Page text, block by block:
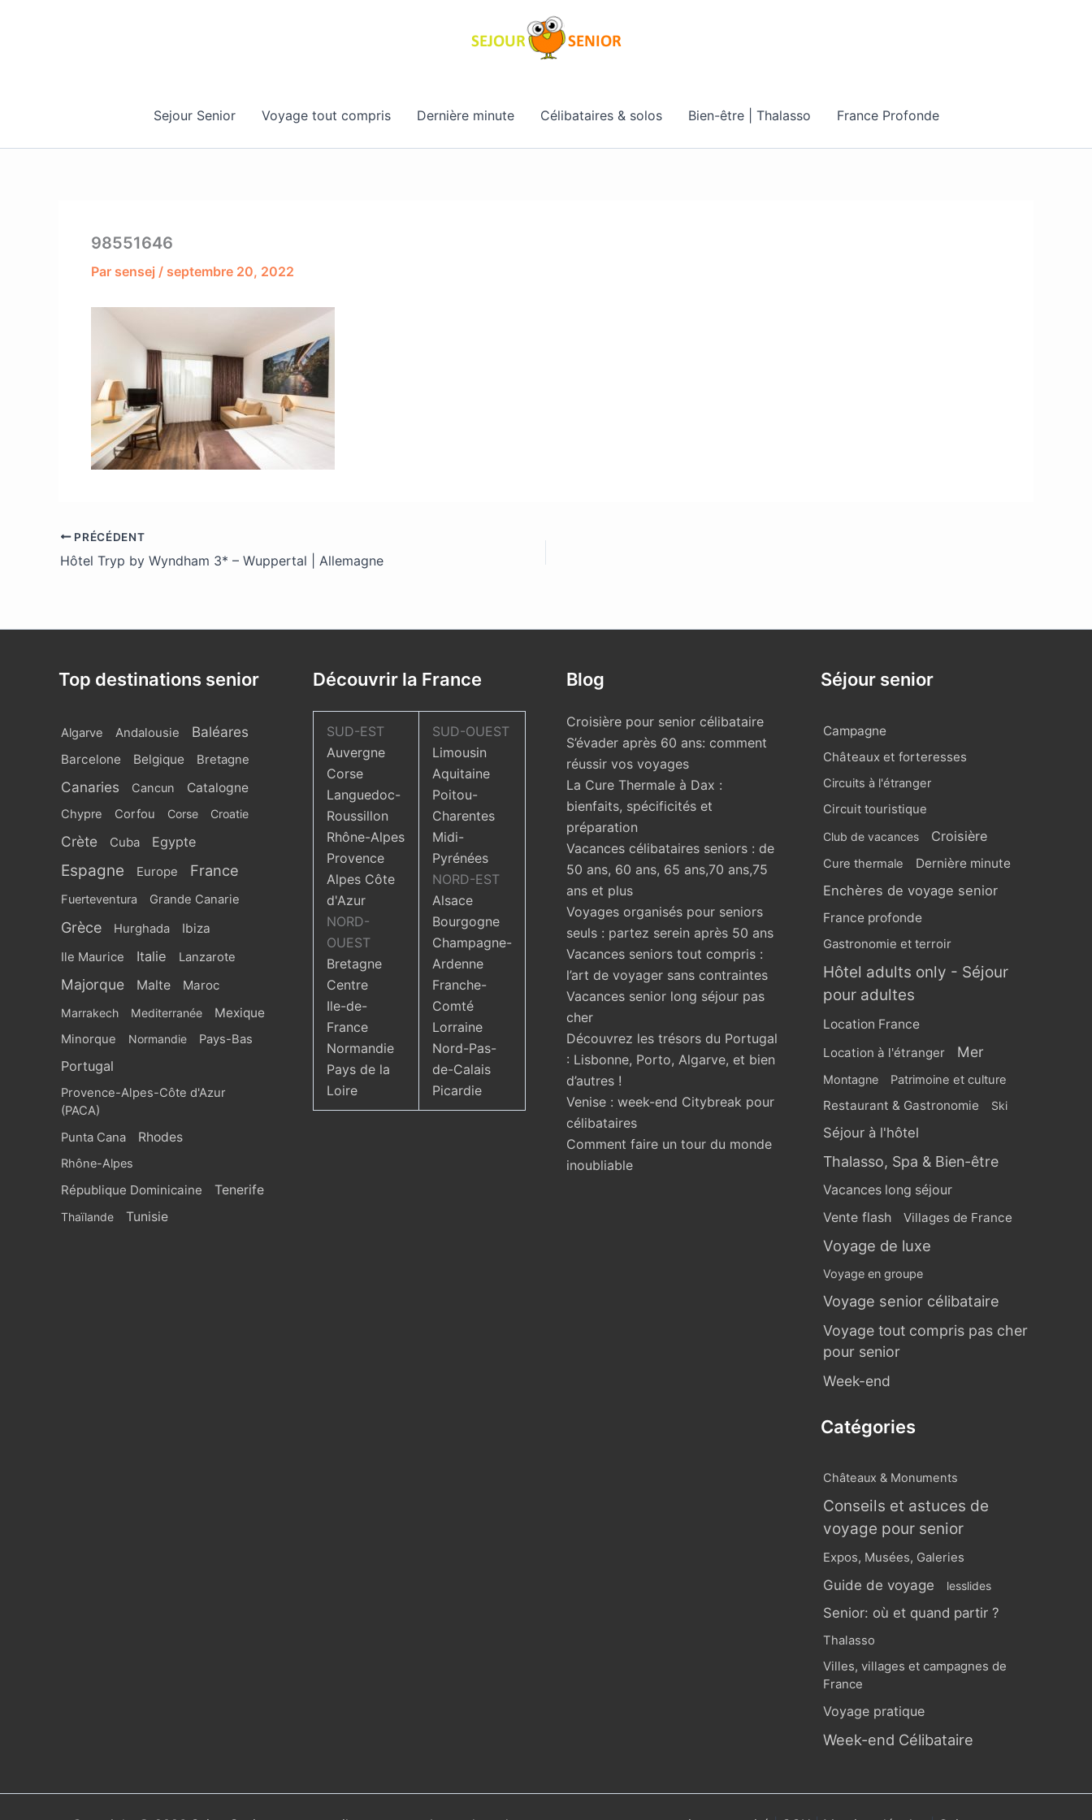
Sejour Senior Voyage tout compris Dernière minute Célibataires & solos Bien-être | Thalasso France Profonde
98551646
Par sensej / septembre 20, 2022
PRÉCÉDENT
Hôtel Tryp by Wyndham 3* – Wuppertal | Allemagne
Top destinations senior
Algarve Andalousie Baléares
Barcelone Belgique Bretagne
Canaries Cancun Catalogne
Chypre Corfou Corse Croatie
Crète Cuba Egypte
Espagne Europe France
Fuerteventura Grande Canarie
Grèce Hurghada Ibiza
Ile Maurice Italie Lanzarote
Majorque Malte Maroc
Marrakech Mediterranée Mexique
Minorque Normandie Pays-Bas
Portugal
Provence-Alpes-Côte d'Azur
(PACA)
Punta Cana
Rhodes
Rhône-Alpes
République Dominicaine Tenerife
Thaïlande Tunisie
Découvrir la France
SUD-EST
Auvergne
Corse
Languedoc-
Roussillon
Rhône-Alpes
Provence
Alpes Côte
d'Azur
NORD-
OUEST
Bretagne
Centre
Ile-de-
France
Normandie
Pays de la
Loire
SUD-OUEST
Limousin
Aquitaine
Poitou-
Charentes
Midi-
Pyrénées
NORD-EST
Alsace
Bourgogne
Champagne-
Ardenne
Franche-
Comté
Lorraine
Nord-Pas-
de-Calais
Picardie
Blog
Croisière pour senior célibataire
S’évader après 60 ans: comment
réussir vos voyages
La Cure Thermale à Dax :
bienfaits, spécificités et
préparation
Vacances célibataires seniors : de
50 ans, 60 ans, 65 ans,70 ans,75
ans et plus
Voyages organisés pour seniors
seuls : partez serein après 50 ans
Vacances seniors tout compris :
l’art de voyager sans contraintes
Vacances senior long séjour pas
cher
Découvrez les trésors du Portugal
: Lisbonne, Porto, Algarve, et bien
d’autres !
Venise : week-end Citybreak pour
célibataires
Comment faire un tour du monde
inoubliable
Séjour senior
Campagne
Châteaux et forteresses
Circuits à l'étranger
Circuit touristique
Club de vacances Croisière
Cure thermale Dernière minute
Enchères de voyage senior
France profonde
Gastronomie et terroir
Hôtel adults only - Séjour
pour adultes
Location France
Location à l'étranger
Mer
Montagne Patrimoine et culture
Restaurant & Gastronomie Ski
Séjour à l'hôtel
Thalasso, Spa & Bien-être
Vacances long séjour
Vente flash Villages de France
Voyage de luxe
Voyage en groupe
Voyage senior célibataire
Voyage tout compris pas cher
pour senior
Week-end
Catégories
Châteaux & Monuments
Conseils et astuces de
voyage pour senior
Expos, Musées, Galeries
Guide de voyage lesslides
Senior: où et quand partir ?
Thalasso
Villes, villages et campagnes de
France
Voyage pratique
Week-end Célibataire